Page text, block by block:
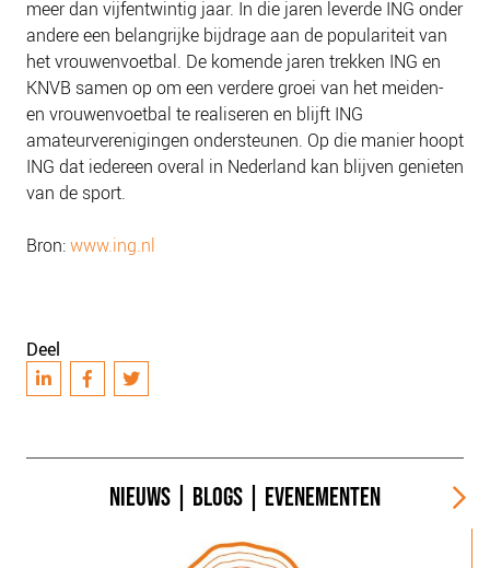
meer dan vijfentwintig jaar. In die jaren leverde ING onder
andere een belangrijke bijdrage aan de populariteit van
het vrouwenvoetbal. De komende jaren trekken ING en
KNVB samen op om een verdere groei van het meiden-
en vrouwenvoetbal te realiseren en blijft ING
amateurverenigingen ondersteunen. Op die manier hoopt
ING dat iedereen overal in Nederland kan blijven genieten
van de sport.
Bron:www.ing.nl
Deel
NIEUWS BLOGS EVENEMENTEN